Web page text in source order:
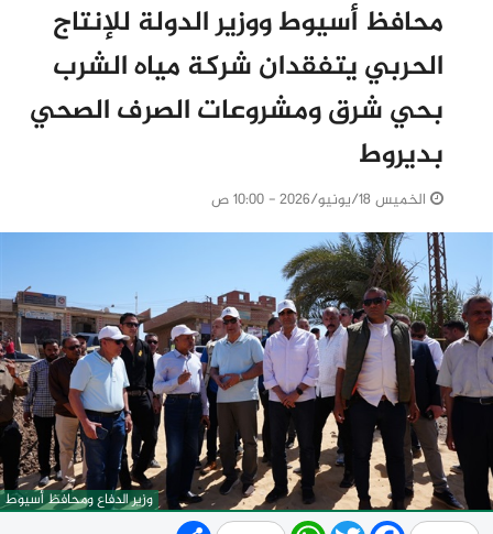
محافظ أسيوط ووزير الدولة للإنتاج
الحربي يتفقدان شركة مياه الشرب
بحي شرق ومشروعات الصرف الصحي
بديروط
الخميس 18/يونيو/2026 - 10:00 ص
وزير الدفاع ومحافظ أسيوط